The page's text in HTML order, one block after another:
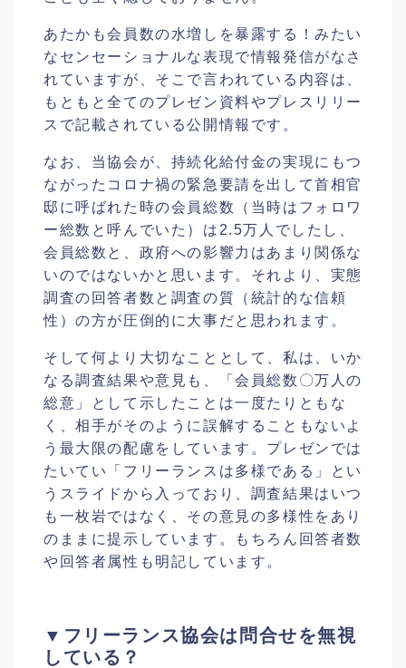
あたかも会員数の水増しを暴露する！みたい
なセンセーショナルな表現で情報発信がなさ
れていますが、そこで言われている内容は、
もともと全てのプレゼン資料やプレスリリー
スで記載されている公開情報です。
なお、当協会が、持続化給付金の実現にもつ
ながったコロナ禍の緊急要請を出して首相官
邸に呼ばれた時の会員総数（当時はフォロワ
ー総数と呼んでいた）は2.5万人でしたし、
会員総数と、政府への影響力はあまり関係な
いのではないかと思います。それより、実態
調査の回答者数と調査の質（統計的な信頼
性）の方が圧倒的に大事だと思われます。
そして何より大切なこととして、私は、いか
なる調査結果や意見も、「会員総数〇万人の
総意」として示したことは一度たりともな
く、相手がそのように誤解することもないよ
う最大限の配慮をしています。プレゼンでは
たいてい「フリーランスは多様である」とい
うスライドから入っており、調査結果はいつ
も一枚岩ではなく、その意見の多様性をあり
のままに提示しています。もちろん回答者数
や回答者属性も明記しています。
▼フリーランス協会は問合せを無視
している？